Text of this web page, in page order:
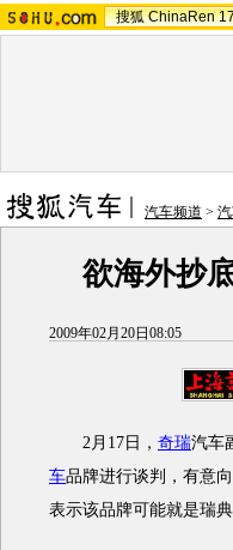
搜狐 ChinaRen
汽车频道 >
欲海外抄
2009年02月20日08:05
2月17日， 奇瑞汽车
车品牌进行谈判，有意
表示该品牌可能就是瑞典